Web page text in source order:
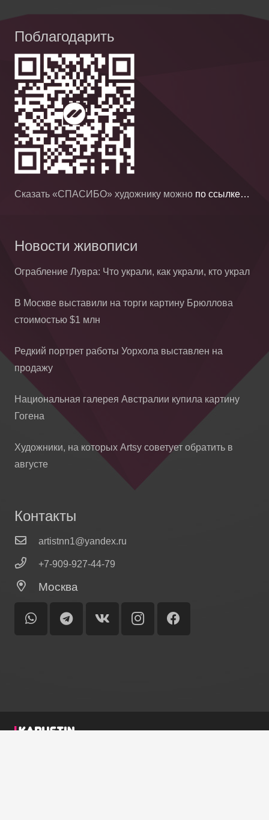
Поблагодарить
Сказать «СПАСИБО» художнику можно по ссылке…
Новости живописи
Ограбление Лувра: Что украли, как украли, кто украл
В Москве выставили на торги картину Брюллова
стоимостью $1 млн
Редкий портрет работы Уорхола выставлен на
продажу
Национальная галерея Австралии купила картину
Гогена
Художники, на которых Artsy советует обратить в
августе
Контакты
artistnn1@yandex.ru
+7-909-927-44-79
Москва